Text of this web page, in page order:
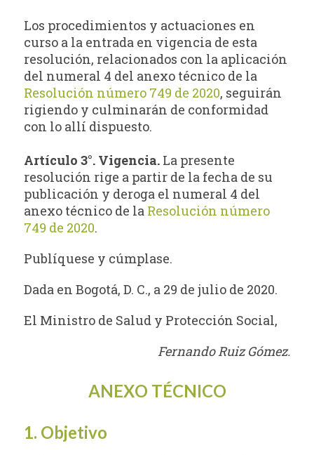
Los procedimientos y actuaciones en
curso a la entrada en vigencia de esta
resolución, relacionados con la aplicación
del numeral 4 del anexo técnico de la
Resolución número 749 de 2020, seguirán
rigiendo y culminarán de conformidad
con lo allí dispuesto.
Artículo 3°. Vigencia. La presente
resolución rige a partir de la fecha de su
publicación y deroga el numeral 4 del
anexo técnico de la Resolución número
749 de 2020.
Publíquese y cúmplase.
Dada en Bogotá, D. C., a 29 de julio de 2020.
El Ministro de Salud y Protección Social,
Fernando Ruiz Gómez.
ANEXO TÉCNICO
1. Objetivo